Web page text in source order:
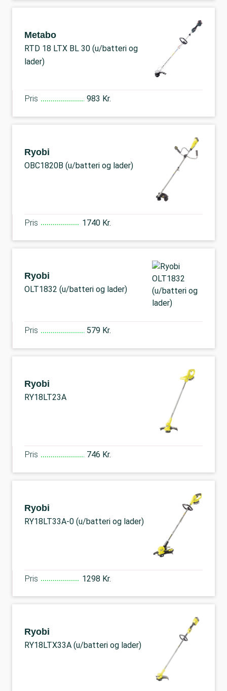
Metabo
RTD 18 LTX BL 30 (u/batteri og
lader)
Pris 983 Kr.
Ryobi
OBC1820B (u/batteri og lader)
Pris 1740 Kr.
Ryobi
OLT1832 (u/batteri og lader)
Pris 579 Kr.
Ryobi
RY18LT23A
Pris 746 Kr.
Ryobi
RY18LT33A-0 (u/batteri og lader)
Pris 1298 Kr.
Ryobi
RY18LTX33A (u/batteri og lader)